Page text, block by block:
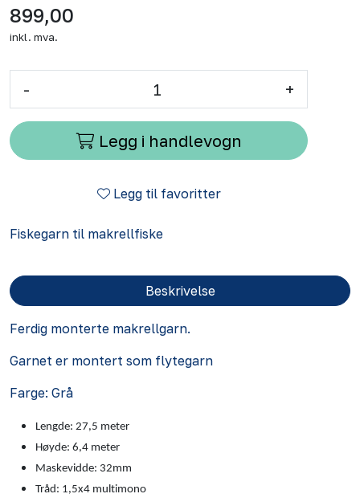
899,00
inkl. mva.
- +
Legg i handlevogn
Legg til favoritter
Fiskegarn til makrellfiske
Beskrivelse
Ferdig monterte makrellgarn.
Garnet er montert som flytegarn
Farge: Grå
Lengde: 27,5 meter
Høyde: 6,4 meter
Maskevidde: 32mm
Tråd: 1,5x4 multimono